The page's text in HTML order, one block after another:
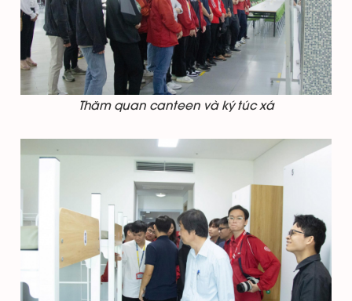
Thăm quan canteen và ký túc xá